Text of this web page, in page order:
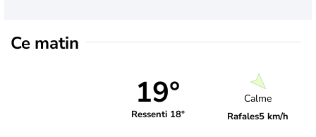
Ce matin
19°
Ressenti 18°
Calme
Rafales5 km/h